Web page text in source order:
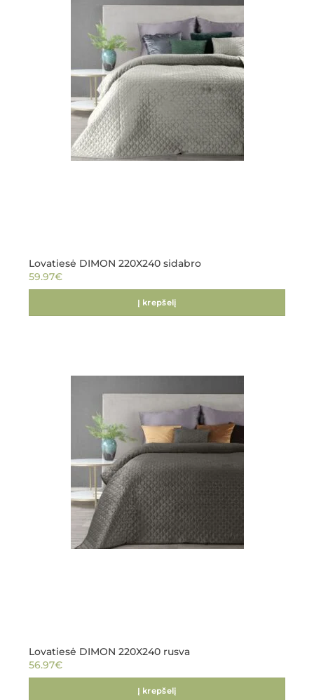
Lovatiesė DIMON 220X240 sidabro
59.97€
Į krepšelį
Lovatiesė DIMON 220X240 rusva
56.97€
Į krepšelį